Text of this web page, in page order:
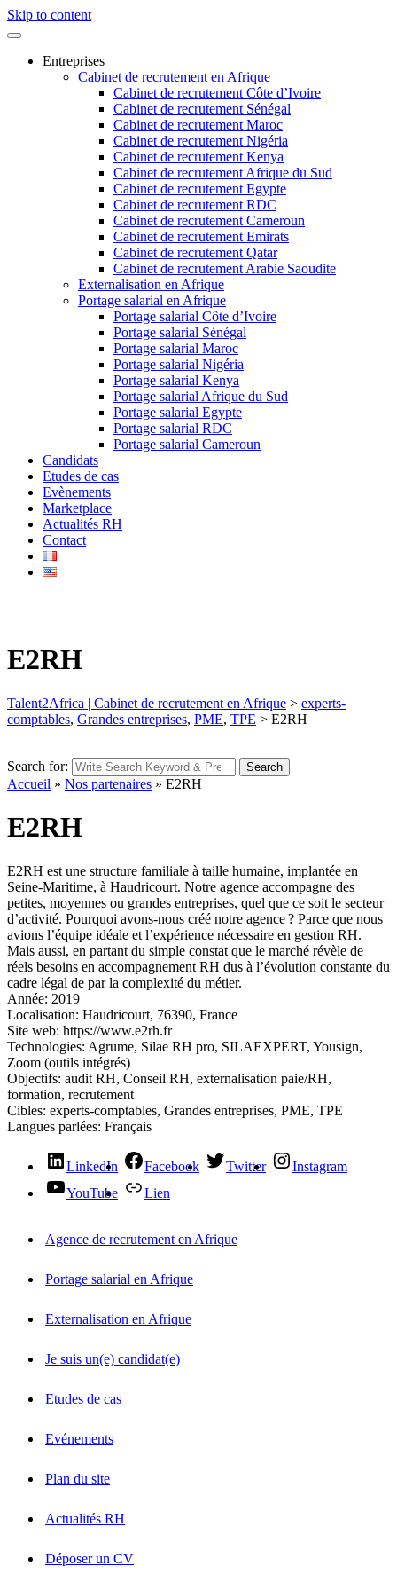
Skip to content
Entreprises
Cabinet de recrutement en Afrique
Cabinet de recrutement Côte d’Ivoire
Cabinet de recrutement Sénégal
Cabinet de recrutement Maroc
Cabinet de recrutement Nigéria
Cabinet de recrutement Kenya
Cabinet de recrutement Afrique du Sud
Cabinet de recrutement Egypte
Cabinet de recrutement RDC
Cabinet de recrutement Cameroun
Cabinet de recrutement Emirats
Cabinet de recrutement Qatar
Cabinet de recrutement Arabie Saoudite
Externalisation en Afrique
Portage salarial en Afrique
Portage salarial Côte d’Ivoire
Portage salarial Sénégal
Portage salarial Maroc
Portage salarial Nigéria
Portage salarial Kenya
Portage salarial Afrique du Sud
Portage salarial Egypte
Portage salarial RDC
Portage salarial Cameroun
Candidats
Etudes de cas
Evènements
Marketplace
Actualités RH
Contact
E2RH
Talent2Africa | Cabinet de recrutement en Afrique > experts-
comptables, Grandes entreprises, PME, TPE > E2RH
Search for: Search
Accueil » Nos partenaires » E2RH
E2RH
E2RH est une structure familiale à taille humaine, implantée en
Seine-Maritime, à Haudricourt. Notre agence accompagne des
petites, moyennes ou grandes entreprises, quel que ce soit le secteur
d’activité. Pourquoi avons-nous créé notre agence ? Parce que nous
avions l’équipe idéale et l’expérience nécessaire en gestion RH.
Mais aussi, en partant du simple constat que le marché révèle de
réels besoins en accompagnement RH dus à l’évolution constante du
cadre légal de par la complexité du métier.
Année: 2019
Localisation: Haudricourt, 76390, France
Site web: https://www.e2rh.fr
Technologies: Agrume, Silae RH pro, SILAEXPERT, Yousign,
Zoom (outils intégrés)
Objectifs: audit RH, Conseil RH, externalisation paie/RH,
formation, recrutement
Cibles: experts-comptables, Grandes entreprises, PME, TPE
Langues parlées: Français
LinkedIn Facebook Twitter
Instagram
YouTube
Lien
Agence de recrutement en Afrique
Portage salarial en Afrique
Externalisation en Afrique
Je suis un(e) candidat(e)
Etudes de cas
Evénements
Plan du site
Actualités RH
Déposer un CV